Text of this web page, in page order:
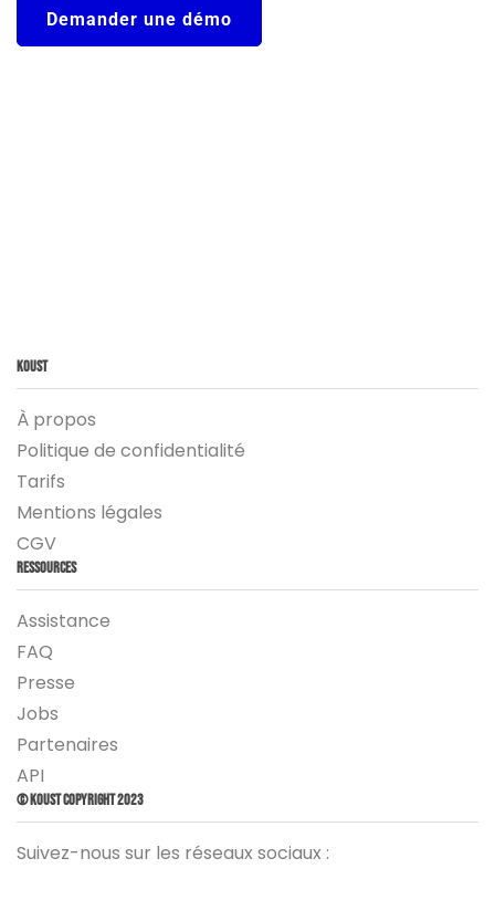
Demander une démo
Koust
À propos
Politique de confidentialité
Tarifs
Mentions légales
CGV
Ressources
Assistance
FAQ
Presse
Jobs
Partenaires
API
© Koust Copyright 2023
Suivez-nous sur les réseaux sociaux :